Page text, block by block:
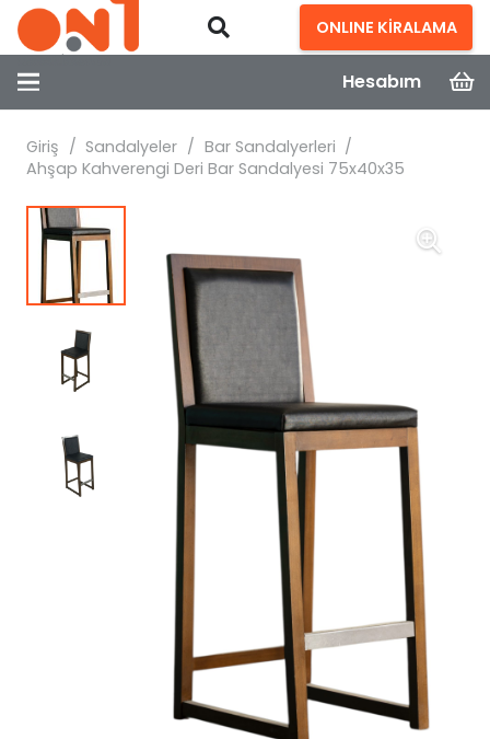
ONLINE KİRALAMA
Hesabım
Giriş / Sandalyeler / Bar Sandalyerleri /
Ahşap Kahverengi Deri Bar Sandalyesi 75x40x35